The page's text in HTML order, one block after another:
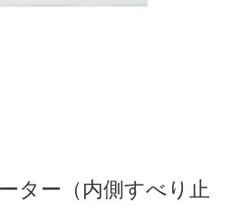
ター（内側すべり止